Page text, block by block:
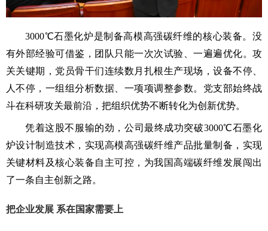
3000℃石墨化炉是制备高模高强碳纤维的核心装备。没
有外部经验可借鉴，团队只能一次次试验、一遍遍优化。攻
关关键期，党员骨干们连续数月扎根生产现场，设备不停、
人不停，一组组分析数据、一项项调整参数。党支部始终战
斗在科研攻关最前沿，把组织优势不断转化为创新优势。
凭着这股不服输的劲，公司最终成功突破3000℃石墨化
炉设计制造技术，实现高模高强碳纤维产品批量制备，实现
关键材料及核心装备自主可控，为我国高端碳纤维发展闯出
了一条自主创新之路。
把企业发展 系在国家需要上